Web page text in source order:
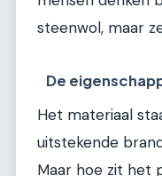
steenwol, maar
De
Het materiaal
uitstekende
Maar hoe zit het